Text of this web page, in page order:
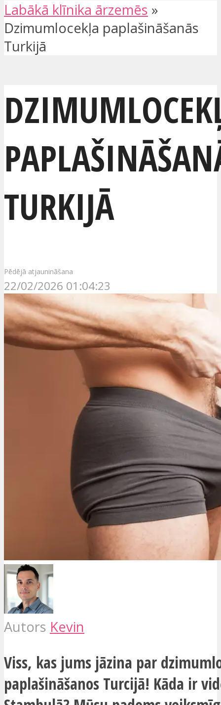
Labākā klīnika ārzemēs »
Dzimumlocekļa paplašināšanās
Turkijā
TURKIJĀ
Pēdējā atjaunināšana
22/02/2026 01:04:23
Autors Kevin
Viss, kas jums jāzina par
paplašināšanos Turcijā! Kāda ir